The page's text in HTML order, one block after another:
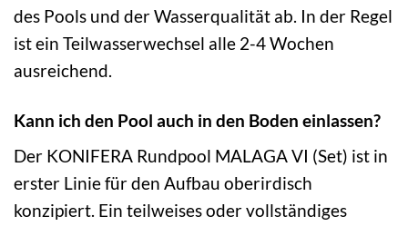
des Pools und der Wasserqualität ab. In der Regel
ist ein Teilwasserwechsel alle 2-4 Wochen
ausreichend.
Kann ich den Pool auch in den Boden einlassen?
Der KONIFERA Rundpool MALAGA VI (Set) ist in
erster Linie für den Aufbau oberirdisch
konzipiert. Ein teilweises oder vollständiges